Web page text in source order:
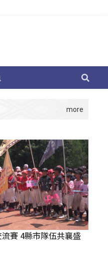
賽 4縣市隊伍共襄盛